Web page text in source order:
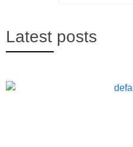
Latest posts